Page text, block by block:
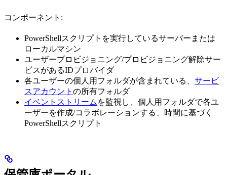
コンポーネント:
PowerShellスクリプトを実行しているサーバーまたは
ローカルマシン
ユーザープロビジョニング/プロビジョニング解除サー
ビスがあるIDプロバイダ
各ユーザーの個人用フォルダが含まれている、 サービ
スアカウント の所有フォルダ
イベントストリーム を監視し、個人用フォルダで各ユ
ーザーを作成/コラボレーションする、時間に基づく
PowerShellスクリプト